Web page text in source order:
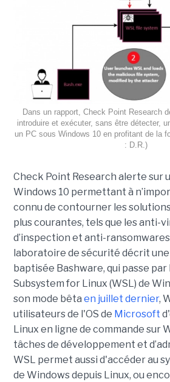
Dans un rapport, Check Point Research
introduire et exécuter, sans être détecter,
un PC sous Windows 10 en profitant de la
: D.R.)
Check Point Research alerte sur
Windows 10 permettant à
connu de contourner les
plus courantes, tels que les anti-
d’inspection et anti-
laboratoire de sécurité décrit
baptisée Bashware, qui passe
Subsystem for Linux (WSL) de
son mode bêta en juillet dernier,
utilisateurs de l'OS de Microsoft
Linux en ligne de commande sur
tâches de développement et
WSL permet aussi d'accéder au
de Windows depuis Linux, ou